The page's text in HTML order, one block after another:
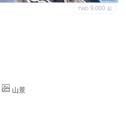
TWD 9,000 起
山景